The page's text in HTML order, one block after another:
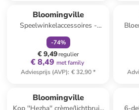
Bloomingville
Speelwinkelaccessoires -
vanaf 3 jaar
-74%
€ 9,49regulier
€ 8,49 met family
Adviesprijs (AVP): € 32,90*
Bloomingville